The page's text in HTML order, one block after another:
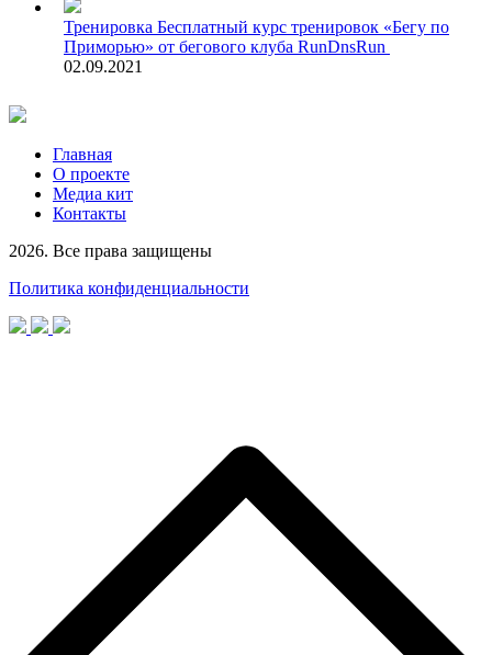
Тренировка Бесплатный курс тренировок «Бегу по
Приморью» от бегового клуба RunDnsRun
02.09.2021
Главная
О проекте
Медиа кит
Контакты
2026. Все права защищены
Политика конфиденциальности